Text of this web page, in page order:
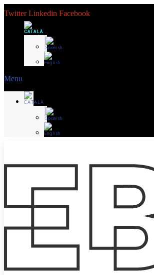
Twitter Linkedin Facebook
Menu